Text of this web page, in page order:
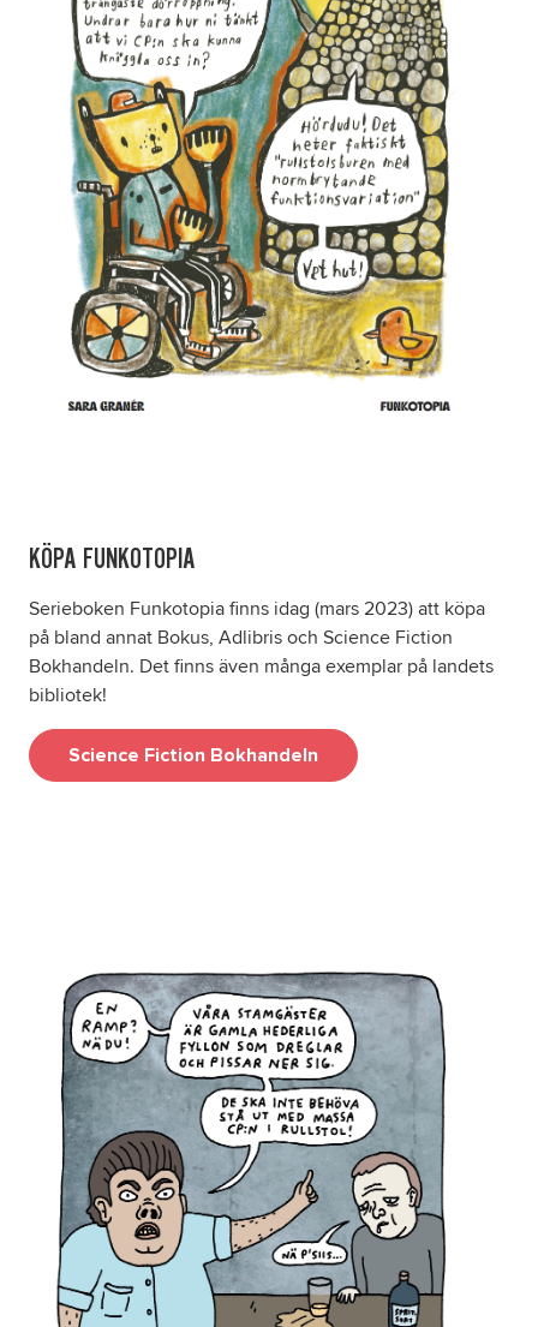
KÖPA FUNKOTOPIA
Serieboken Funkotopia finns idag (mars 2023) att köpa
på bland annat Bokus, Adlibris och Science Fiction
Bokhandeln. Det finns även många exemplar på landets
bibliotek!
Science Fiction Bokhandeln